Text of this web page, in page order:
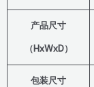
产品尺寸
（HxWxD）
包装尺寸